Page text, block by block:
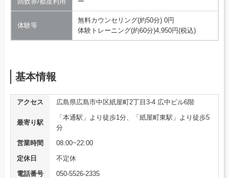
体験等
無料カウンセリング(約50分) 0円
体験トレーニング(約60分)4,950円(税込)
基本情報
アクセス 広島県広島市中区紙屋町2丁目3-4 広中ビル6階
最寄り駅
「本通駅」より徒歩1分、「紙屋町東駅」より徒歩5
分
営業時間
08:00~22:00
定休日
不定休
電話番号
050-5526-2335